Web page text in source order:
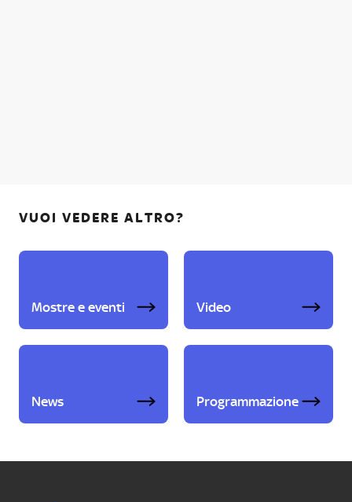
VUOI VEDERE ALTRO?
Mostre e eventi Video
News Programmazione